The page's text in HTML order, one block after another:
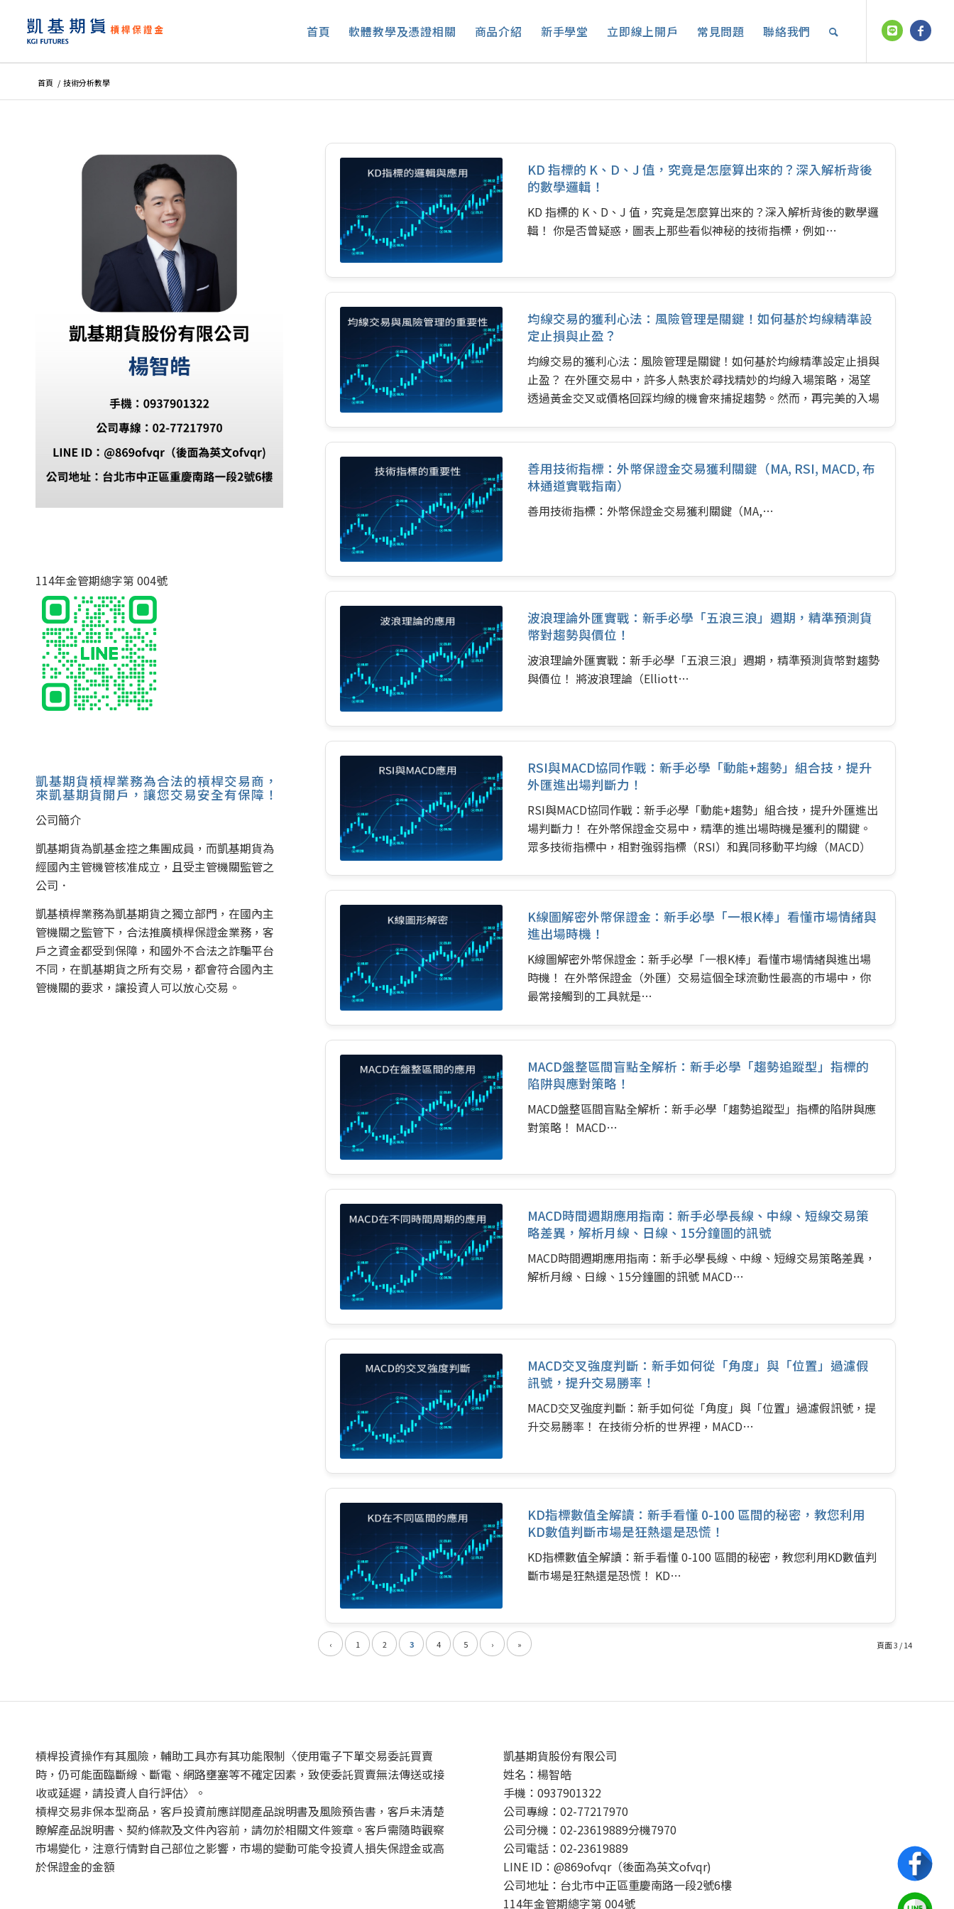
首頁 軟體教學及憑證相關 商品介紹 新手學堂 立即線上開戶 常見問題 聯絡我們
首頁 / 技術分析教學
KD 指標的 K、D、J 值，究竟是怎麼算出來的？深入解析背後
的數學邏輯！
KD 指標的 K、D、J 值，究竟是怎麼算出來的？深入解析背後的數學邏
輯！ 你是否曾疑惑，圖表上那些看似神秘的技術指標，例如…
均線交易的獲利心法：風險管理是關鍵！如何基於均線精準設
定止損與止盈？
均線交易的獲利心法：風險管理是關鍵！如何基於均線精準設定止損與
止盈？ 在外匯交易中，許多人熱衷於尋找精妙的均線入場策略，渴望
透過黃金交叉或價格回踩均線的機會來捕捉趨勢。然而，再完美的入場
善用技術指標：外幣保證金交易獲利關鍵（MA, RSI, MACD, 布
林通道實戰指南）
善用技術指標：外幣保證金交易獲利關鍵（MA,…
波浪理論外匯實戰：新手必學「五浪三浪」週期，精準預測貨
幣對趨勢與價位！
波浪理論外匯實戰：新手必學「五浪三浪」週期，精準預測貨幣對趨勢
與價位！ 將波浪理論（Elliott…
RSI與MACD協同作戰：新手必學「動能+趨勢」組合技，提升
外匯進出場判斷力！
RSI與MACD協同作戰：新手必學「動能+趨勢」組合技，提升外匯進出
場判斷力！ 在外幣保證金交易中，精準的進出場時機是獲利的關鍵。
眾多技術指標中，相對強弱指標（RSI）和異同移動平均線（MACD）
情緒的「溫度計」，它衡量市場在一段時間內上漲和下跌力量的相對強
弱，從而判斷資產是否處於超買或超賣狀態。 RSI…
K線圖解密外幣保證金：新手必學「一根K棒」看懂市場情緒與
進出場時機！
K線圖解密外幣保證金：新手必學「一根K棒」看懂市場情緒與進出場
時機！ 在外幣保證金（外匯）交易這個全球流動性最高的市場中，你
最常接觸到的工具就是…
MACD盤整區間盲點全解析：新手必學「趨勢追蹤型」指標的
陷阱與應對策略！
MACD盤整區間盲點全解析：新手必學「趨勢追蹤型」指標的陷阱與應
對策略！ MACD…
MACD時間週期應用指南：新手必學長線、中線、短線交易策
略差異，解析月線、日線、15分鐘圖的訊號
MACD時間週期應用指南：新手必學長線、中線、短線交易策略差異，
解析月線、日線、15分鐘圖的訊號 MACD…
MACD交叉強度判斷：新手如何從「角度」與「位置」過濾假
訊號，提升交易勝率！
MACD交叉強度判斷：新手如何從「角度」與「位置」過濾假訊號，提
升交易勝率！ 在技術分析的世界裡，MACD…
KD指標數值全解讀：新手看懂 0-100 區間的秘密，教您利用
KD數值判斷市場是狂熱還是恐慌！
KD指標數值全解讀：新手看懂 0-100 區間的秘密，教您利用KD數值判
斷市場是狂熱還是恐慌！ KD…
頁面 3 / 14
‹ 1 2 3 4 5 › »
114年金管期總字第 004號
凱基期貨槓桿業務為合法的槓桿交易商，
來凱基期貨開戶，讓您交易安全有保障！
公司簡介
凱基期貨為凱基金控之集團成員，而凱基期貨為
經國內主管機管核准成立，且受主管機關監管之
公司．
凱基槓桿業務為凱基期貨之獨立部門，在國內主
管機關之監管下，合法推廣槓桿保證金業務，客
戶之資金都受到保障，和國外不合法之詐騙平台
不同，在凱基期貨之所有交易，都會符合國內主
管機關的要求，讓投資人可以放心交易。
槓桿投資操作有其風險，輔助工具亦有其功能限制〈使用電子下單交易委託買賣
時，仍可能面臨斷線、斷電、網路壅塞等不確定因素，致使委託買賣無法傳送或接
收或延遲，請投資人自行評估〉。
槓桿交易非保本型商品，客戶投資前應詳閱產品說明書及風險預告書，客戶未清楚
瞭解產品說明書、契約條款及文件內容前，請勿於相關文件簽章。客戶需隨時觀察
市場變化，注意行情對自己部位之影響，市場的變動可能令投資人損失保證金或高
於保證金的金額
凱基期貨股份有限公司
姓名：楊智皓
手機：0937901322
公司專線：02-77217970
公司分機：02-23619889分機7970
公司電話：02-23619889
LINE ID：@869ofvqr（後面為英文ofvqr)
公司地址：台北市中正區重慶南路一段2號6樓
114年金管期總字第 004號